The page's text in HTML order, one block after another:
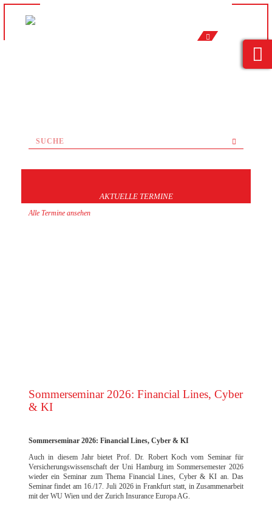
Sommerseminar 2026: Financial Lines, Cyber
& KI
Sommerseminar 2026: Financial Lines, Cyber & KI
Auch in diesem Jahr bietet Prof. Dr. Robert Koch vom Seminar für
Versicherungswissenschaft der Uni Hamburg im Sommersemester 2026
wieder ein Seminar zum Thema Financial Lines, Cyber & KI an. Das
Seminar findet am 16./17. Juli 2026 in Frankfurt statt, in Zusammenarbeit
mit der WU Wien und der Zurich Insurance Europa AG.
AKTUELLE TERMINE
Alle Termine ansehen